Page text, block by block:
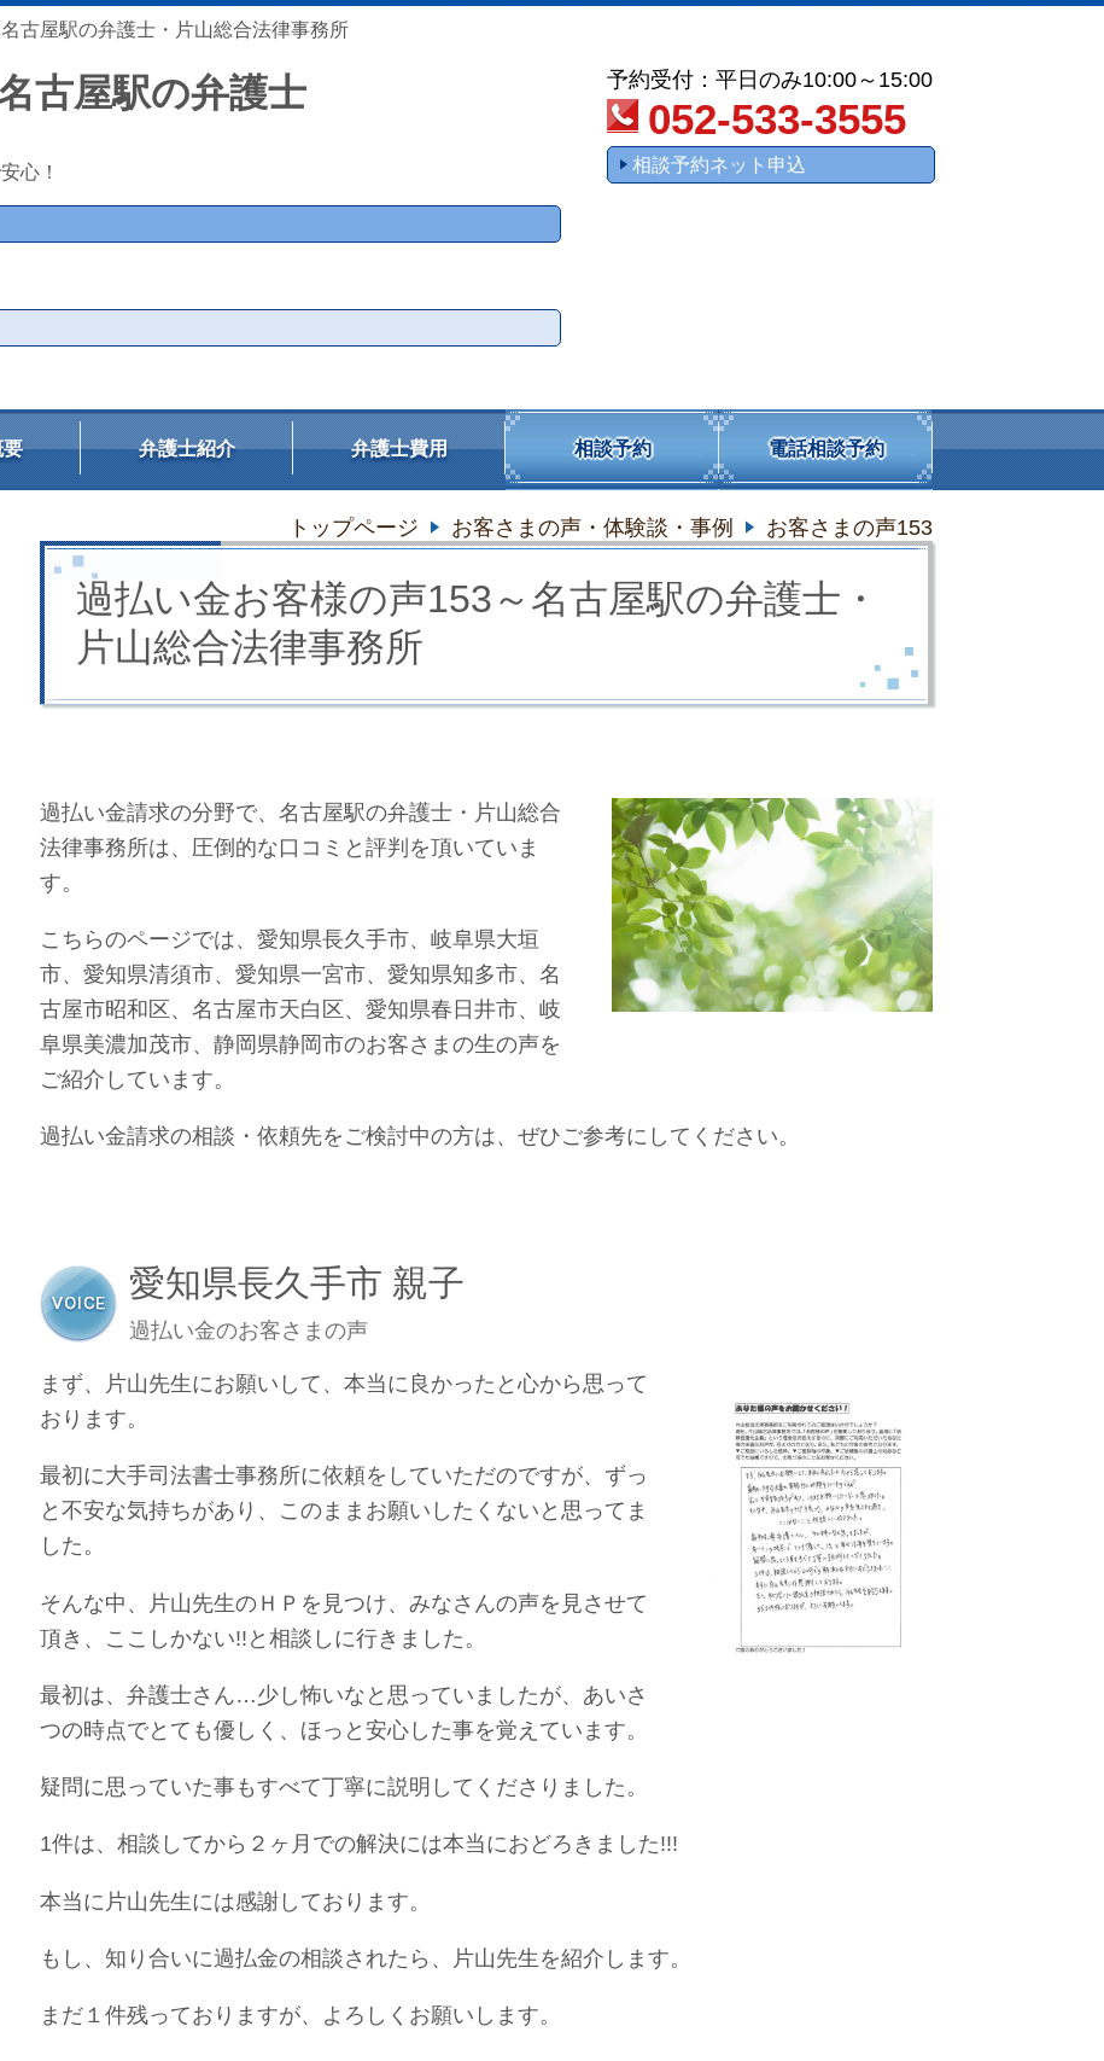
古屋駅の弁護士・片山総合法律事務所
古屋駅の弁護士
心！
予約受付：平日のみ10:00～15:00
052-533-3555
相談予約ネット申込
要 弁護士紹介 弁護士費用 相談予約 電話相談予約
トップページ お客さまの声・体験談・事例 お客さまの声153
過払い金お客様の声153～名古屋駅の弁護士・
片山総合法律事務所
過払い金請求の分野で、名古屋駅の弁護士・片山総合
法律事務所は、圧倒的な口コミと評判を頂いていま
す。
こちらのページでは、愛知県長久手市、岐阜県大垣
市、愛知県清須市、愛知県一宮市、愛知県知多市、名
古屋市昭和区、名古屋市天白区、愛知県春日井市、岐
阜県美濃加茂市、静岡県静岡市のお客さまの生の声を
ご紹介しています。
過払い金請求の相談・依頼先をご検討中の方は、ぜひご参考にしてください。
愛知県長久手市 親子
過払い金のお客さまの声
まず、片山先生にお願いして、本当に良かったと心から思って
おります。
最初に大手司法書士事務所に依頼をしていただのですが、ずっ
と不安な気持ちがあり、このままお願いしたくないと思ってま
した。
そんな中、片山先生のＨＰを見つけ、みなさんの声を見させて
頂き、ここしかない!!と相談しに行きました。
最初は、弁護士さん…少し怖いなと思っていましたが、あいさ
つの時点でとても優しく、ほっと安心した事を覚えています。
疑問に思っていた事もすべて丁寧に説明してくださりました。
1件は、相談してから２ヶ月での解決には本当におどろきました!!!
本当に片山先生には感謝しております。
もし、知り合いに過払金の相談されたら、片山先生を紹介します。
まだ１件残っておりますが、よろしくお願いします。